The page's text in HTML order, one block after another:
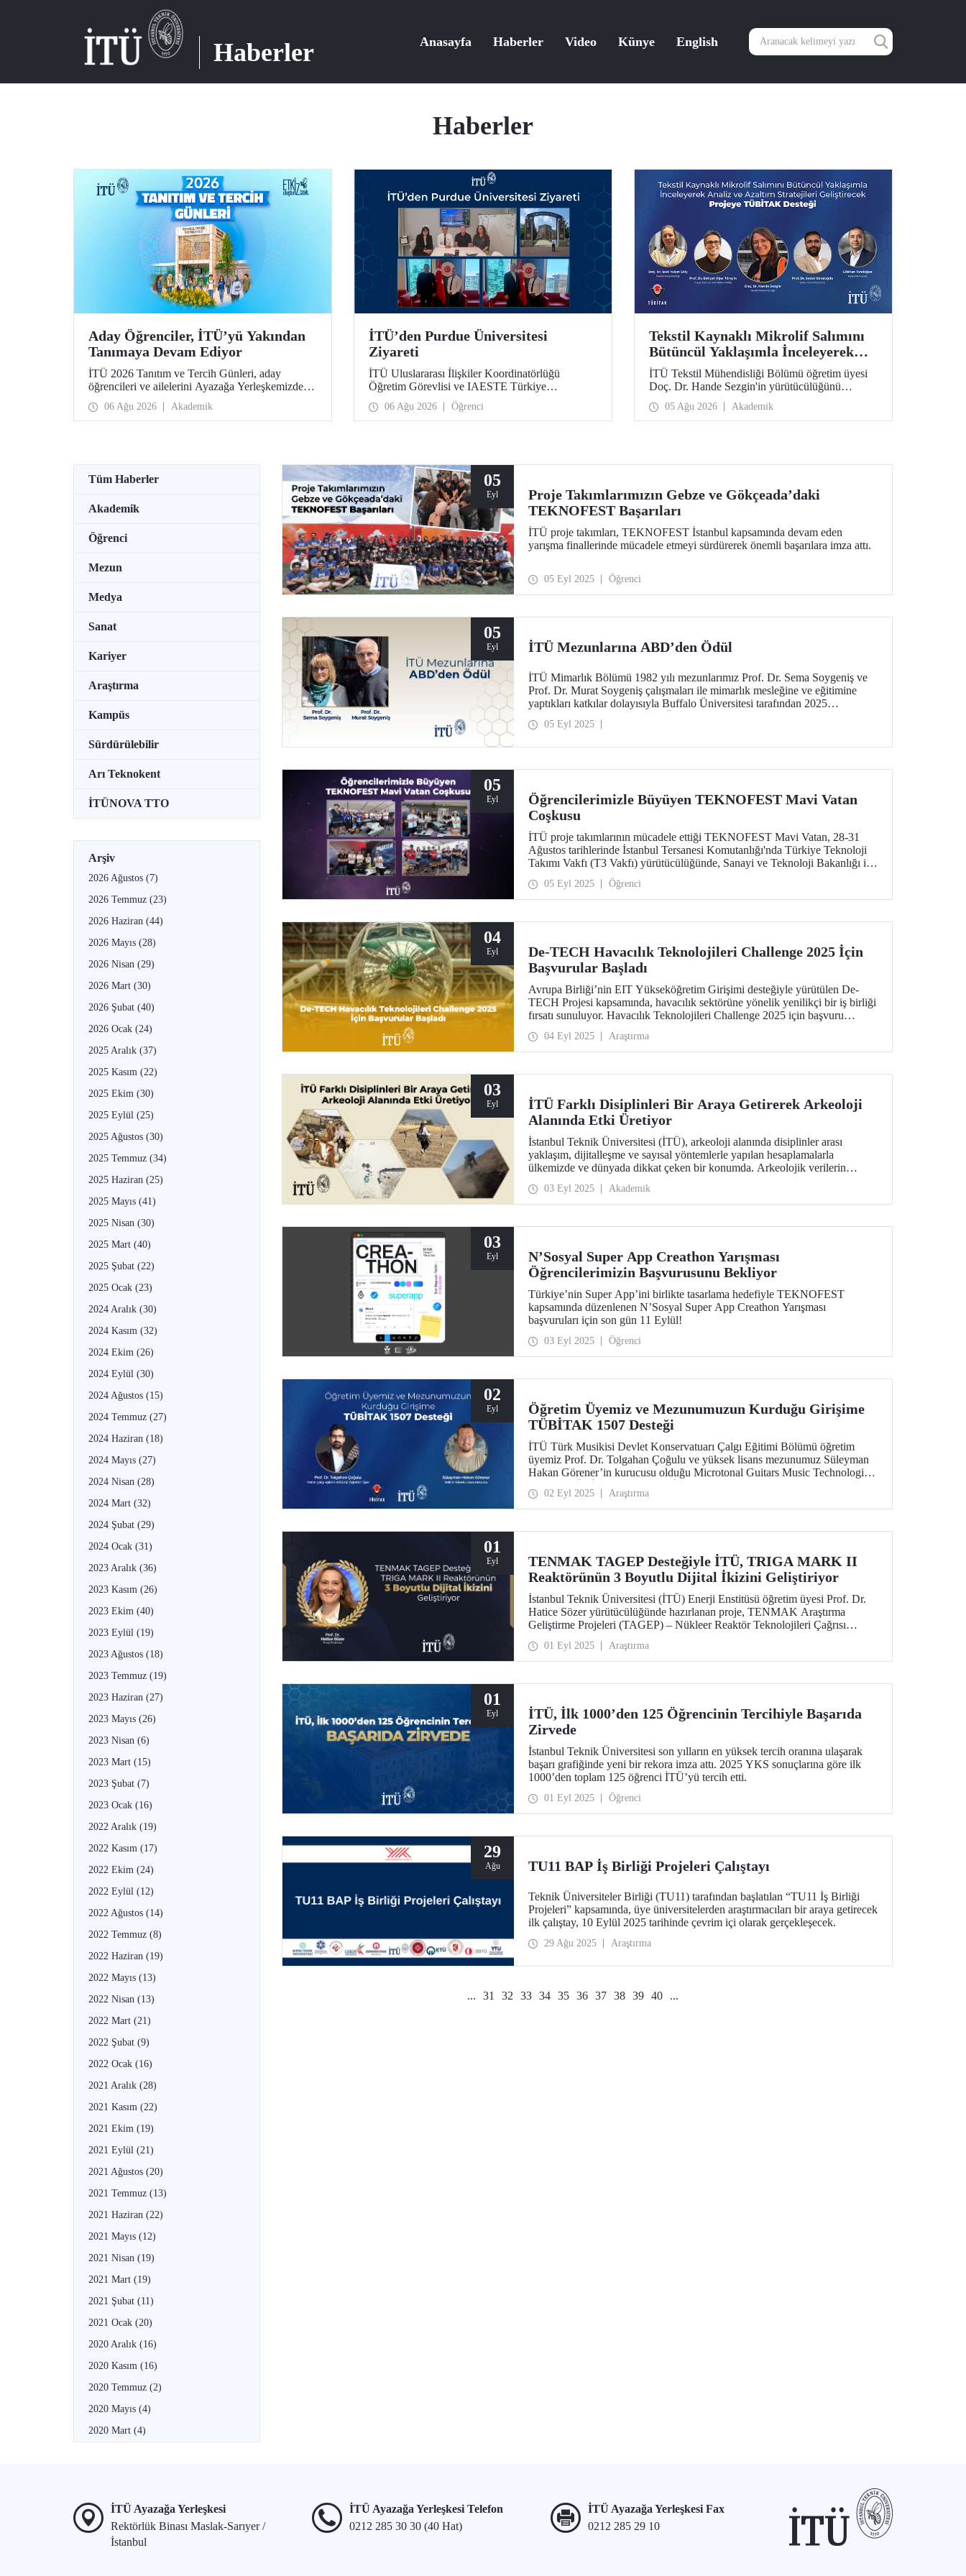
Haberler Anasayfa Haberler Video Künye English
Haberler
Aday Öğrenciler, İTÜ’yü Yakından
Tanımaya Devam Ediyor
İTÜ 2026 Tanıtım ve Tercih Günleri, aday
öğrencileri ve ailelerini Ayazağa Yerleşkemizde
ağırlamaya devam ediyor. Tanıtım ve Tercih
Günleri 7 Ağustos’ta tamamlanacak, ilgili fakülte
ve birimler adaylara bilgi vermeye devam edecek.
06 Ağu 2026 Akademik
İTÜ’den Purdue Üniversitesi
Ziyareti
İTÜ Uluslararası İlişkiler Koordinatörlüğü
Öğretim Görevlisi ve IAESTE Türkiye
Sorumlusu Cahit Okan, akademik ilişkileri ve iş
birliğini geliştirmek amacıyla 20-27 Temmuz
tarihlerinde ABD’de dünyanın önde gelen
06 Ağu 2026 Öğrenci
Tekstil Kaynaklı Mikrolif Salımını
Bütüncül Yaklaşımla İnceleyerek
Analiz ve Azaltım Stratejileri
Geliştirecek Projeye TÜBİTAK
Desteği
İTÜ Tekstil Mühendisliği Bölümü öğretim üyesi
Doç. Dr. Hande Sezgin'in yürütücülüğünü
üstlendiği “Sürdürülebilir Pamuk ve Polyester
Esaslı Tekstil Ürünlerinde Kullanım Koşullarına
Bağlı Mikrolif Salımı: Aşınma, UV Maruziyeti ve
proje, TÜBİTAK 2515 – COST Aksiyon Üyeleri
desteklenmeye hak kazandı.
05 Ağu 2026 Akademik
Tüm Haberler
Akademik
Öğrenci
Mezun
Medya
Sanat
Kariyer
Araştırma
Kampüs
Sürdürülebilir
Arı Teknokent
İTÜNOVA TTO
Arşiv
2026 Ağustos (7)
2026 Temmuz (23)
2026 Haziran (44)
2026 Mayıs (28)
2026 Nisan (29)
2026 Mart (30)
2026 Şubat (40)
2026 Ocak (24)
2025 Aralık (37)
2025 Kasım (22)
2025 Ekim (30)
2025 Eylül (25)
2025 Ağustos (30)
2025 Temmuz (34)
2025 Haziran (25)
2025 Mayıs (41)
2025 Nisan (30)
2025 Mart (40)
2025 Şubat (22)
2025 Ocak (23)
2024 Aralık (30)
2024 Kasım (32)
2024 Ekim (26)
2024 Eylül (30)
2024 Ağustos (15)
2024 Temmuz (27)
2024 Haziran (18)
2024 Mayıs (27)
2024 Nisan (28)
2024 Mart (32)
2024 Şubat (29)
2024 Ocak (31)
2023 Aralık (36)
2023 Kasım (26)
2023 Ekim (40)
2023 Eylül (19)
2023 Ağustos (18)
2023 Temmuz (19)
2023 Haziran (27)
2023 Mayıs (26)
2023 Nisan (6)
2023 Mart (15)
2023 Şubat (7)
2023 Ocak (16)
2022 Aralık (19)
2022 Kasım (17)
2022 Ekim (24)
2022 Eylül (12)
2022 Ağustos (14)
2022 Temmuz (8)
2022 Haziran (19)
2022 Mayıs (13)
2022 Nisan (13)
2022 Mart (21)
2022 Şubat (9)
2022 Ocak (16)
2021 Aralık (28)
2021 Kasım (22)
2021 Ekim (19)
2021 Eylül (21)
2021 Ağustos (20)
2021 Temmuz (13)
2021 Haziran (22)
2021 Mayıs (12)
2021 Nisan (19)
2021 Mart (19)
2021 Şubat (11)
2021 Ocak (20)
2020 Aralık (16)
2020 Kasım (16)
2020 Temmuz (2)
2020 Mayıs (4)
2020 Mart (4)
05
Eyl
Proje Takımlarımızın Gebze ve Gökçeada’daki
TEKNOFEST Başarıları
İTÜ proje takımları, TEKNOFEST İstanbul kapsamında devam eden
yarışma finallerinde mücadele etmeyi sürdürerek önemli başarılara imza attı.
05 Eyl 2025 Öğrenci
05
Eyl İTÜ Mezunlarına ABD’den Ödül
İTÜ Mimarlık Bölümü 1982 yılı mezunlarımız Prof. Dr. Sema Soygeniş ve
Prof. Dr. Murat Soygeniş çalışmaları ile mimarlık mesleğine ve eğitimine
yaptıkları katkılar dolayısıyla Buffalo Üniversitesi tarafından 2025
05 Eyl 2025
05
Eyl
Öğrencilerimizle Büyüyen TEKNOFEST Mavi Vatan
Coşkusu
İTÜ proje takımlarının mücadele ettiği TEKNOFEST Mavi Vatan, 28-31
Ağustos tarihlerinde İstanbul Tersanesi Komutanlığı'nda Türkiye Teknoloji
Takımı Vakfı (T3 Vakfı) yürütücülüğünde, Sanayi ve Teknoloji Bakanlığı ile
Millî Savunma Bakanlığı iş birliğiyle düzenlendi.
05 Eyl 2025 Öğrenci
04
Eyl
De-TECH Havacılık Teknolojileri Challenge 2025 İçin
Başvurular Başladı
Avrupa Birliği’nin EIT Yükseköğretim Girişimi desteğiyle yürütülen De-
TECH Projesi kapsamında, havacılık sektörüne yönelik yenilikçi bir iş birliği
fırsatı sunuluyor. Havacılık Teknolojileri Challenge 2025 için başvuru
04 Eyl 2025 Araştırma
03
Eyl
İTÜ Farklı Disiplinleri Bir Araya Getirerek Arkeoloji
Alanında Etki Üretiyor
İstanbul Teknik Üniversitesi (İTÜ), arkeoloji alanında disiplinler arası
yaklaşım, dijitalleşme ve sayısal yöntemlerle yapılan hesaplamalarla
ülkemizde ve dünyada dikkat çeken bir konumda. Arkeolojik verilerin
benimseyen İTÜ, Elmalı Saha Okullarıyla ülkemizden ve dünyadan farklı
disiplinlerdeki lisans ve lisansüstü öğrencilere deneyim kazandırıyor.
03 Eyl 2025 Akademik
03
Eyl
N’Sosyal Super App Creathon Yarışması
Öğrencilerimizin Başvurusunu Bekliyor
Türkiye’nin Super App’ini birlikte tasarlama hedefiyle TEKNOFEST
kapsamında düzenlenen N’Sosyal Super App Creathon Yarışması
başvuruları için son gün 11 Eylül!
03 Eyl 2025 Öğrenci
02
Eyl
Öğretim Üyemiz ve Mezunumuzun Kurduğu Girişime
TÜBİTAK 1507 Desteği
İTÜ Türk Musikisi Devlet Konservatuarı Çalgı Eğitimi Bölümü öğretim
üyemiz Prof. Dr. Tolgahan Çoğulu ve yüksek lisans mezunumuz Süleyman
Hakan Görener’in kurucusu olduğu Microtonal Guitars Music Technologies
kapsamında desteklenmeye hak kazandı.
02 Eyl 2025 Araştırma
01
Eyl
TENMAK TAGEP Desteğiyle İTÜ, TRIGA MARK II
Reaktörünün 3 Boyutlu Dijital İkizini Geliştiriyor
İstanbul Teknik Üniversitesi (İTÜ) Enerji Enstitüsü öğretim üyesi Prof. Dr.
Hatice Sözer yürütücülüğünde hazırlanan proje, TENMAK Araştırma
Geliştirme Projeleri (TAGEP) – Nükleer Reaktör Teknolojileri Çağrısı
01 Eyl 2025 Araştırma
01
Eyl
İTÜ, İlk 1000’den 125 Öğrencinin Tercihiyle Başarıda
Zirvede
İstanbul Teknik Üniversitesi son yılların en yüksek tercih oranına ulaşarak
başarı grafiğinde yeni bir rekora imza attı. 2025 YKS sonuçlarına göre ilk
1000’den toplam 125 öğrenci İTÜ’yü tercih etti.
01 Eyl 2025 Öğrenci
29
Ağu TU11 BAP İş Birliği Projeleri Çalıştayı
Teknik Üniversiteler Birliği (TU11) tarafından başlatılan “TU11 İş Birliği
Projeleri” kapsamında, üye üniversitelerden araştırmacıları bir araya getirecek
ilk çalıştay, 10 Eylül 2025 tarihinde çevrim içi olarak gerçekleşecek.
29 Ağu 2025 Araştırma
... 31 32 33 34 35 36 37 38 39 40 ...
İTÜ Ayazağa Yerleşkesi
Rektörlük Binası Maslak-Sarıyer /
İstanbul
İTÜ Ayazağa Yerleşkesi Telefon
0212 285 30 30 (40 Hat)
İTÜ Ayazağa Yerleşkesi Fax
0212 285 29 10